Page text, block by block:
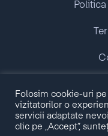
Copyright ©
Folosim cookie-uri
vizitatorilor o
servicii adaptate
clic pe „Accept”,